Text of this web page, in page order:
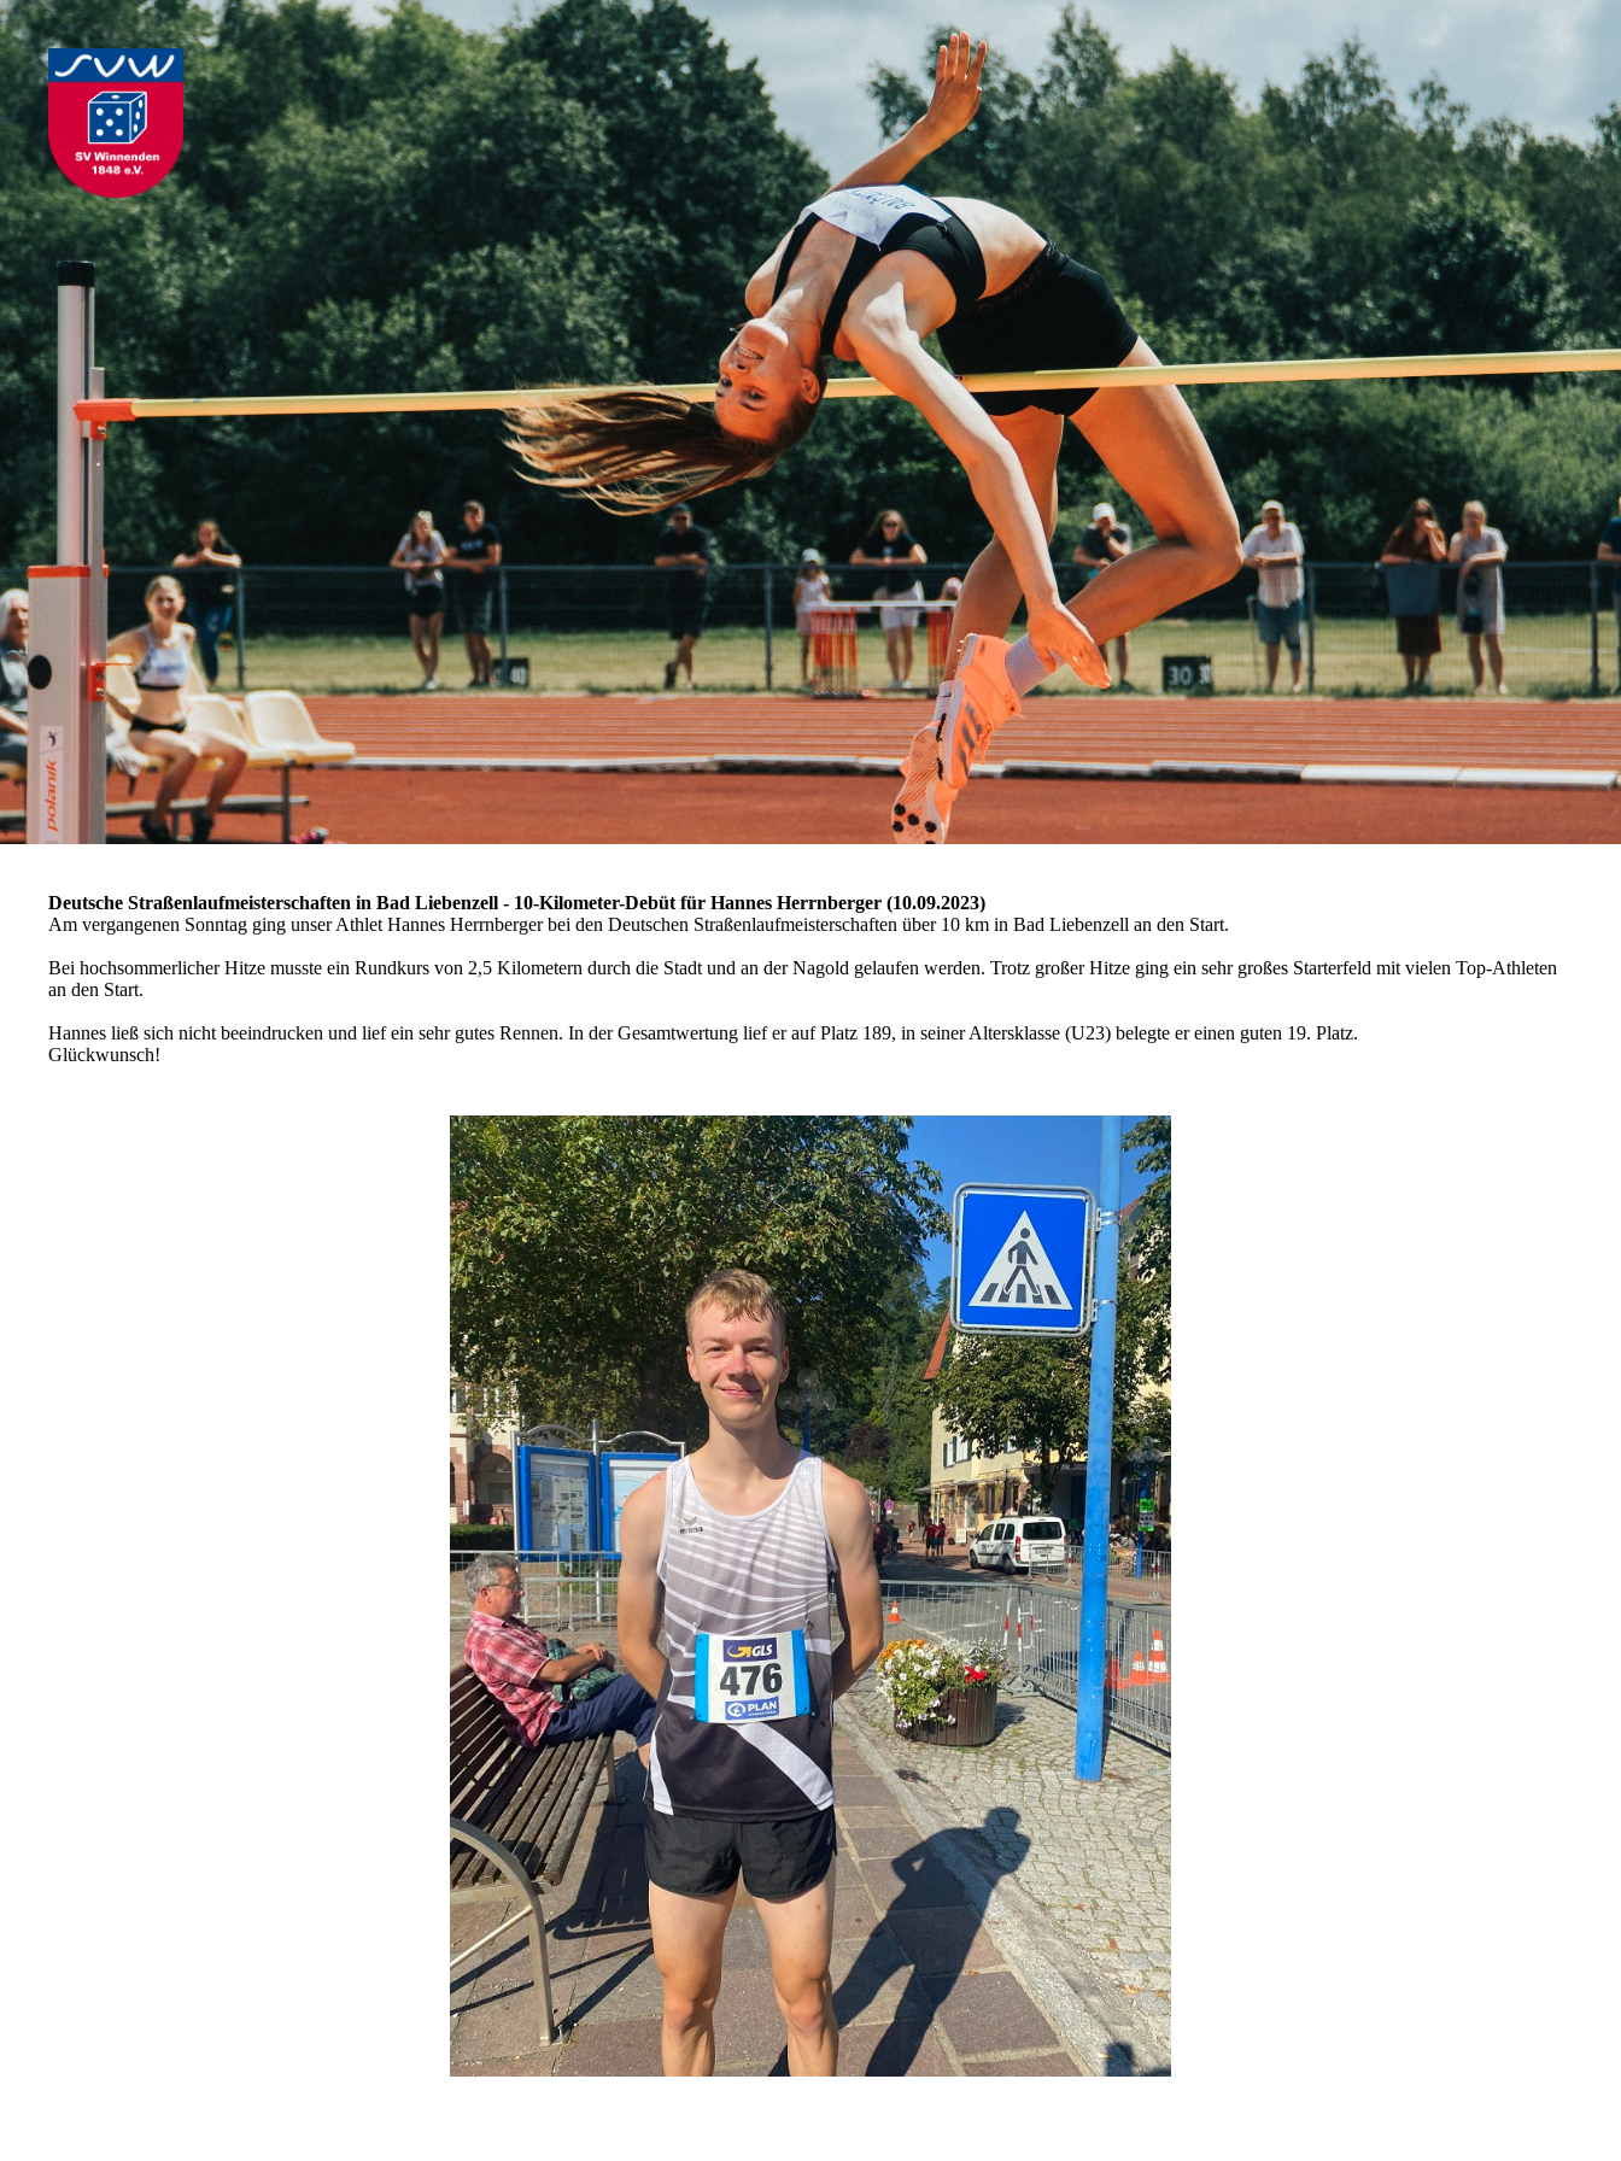
Deutsche Straßenlaufmeisterschaften in Bad Liebenzell - 10-Kilometer-Debüt für Hannes Herrnberger (10.09.2023)
Am vergangenen Sonntag ging unser Athlet Hannes Herrnberger bei den Deutschen Straßenlaufmeisterschaften über 10 km in Bad Liebenzell an den Start.
Bei hochsommerlicher Hitze musste ein Rundkurs von 2,5 Kilometern durch die Stadt und an der Nagold gelaufen werden. Trotz großer Hitze ging ein sehr großes Starterfeld mit vielen Top-Athleten
an den Start.
Hannes ließ sich nicht beeindrucken und lief ein sehr gutes Rennen. In der Gesamtwertung lief er auf Platz 189, in seiner Altersklasse (U23) belegte er einen guten 19. Platz.
Glückwunsch!